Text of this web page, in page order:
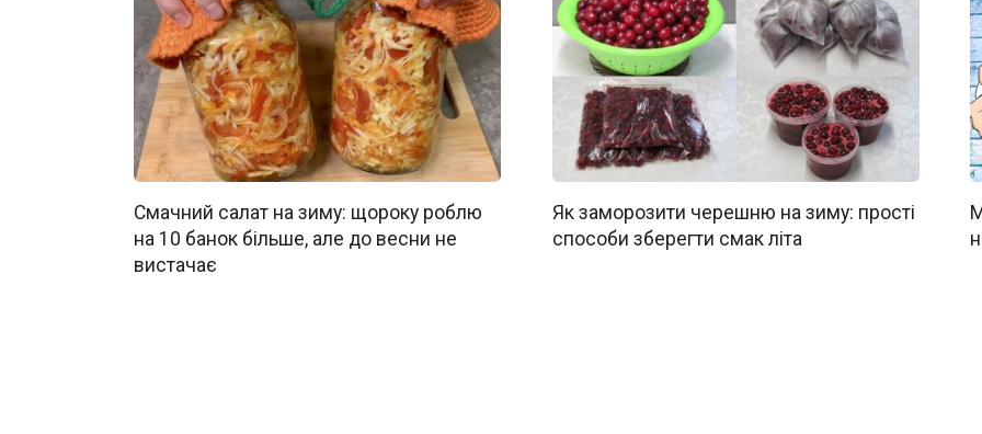
Смачний салат на зиму: щороку роблю
на 10 банок більше, але до весни не
вистачає
Як заморозити черешню на зиму: прості
способи зберегти смак літа